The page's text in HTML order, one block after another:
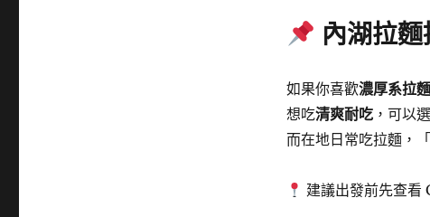
內湖拉
如果你喜歡濃厚系拉麵
想吃清爽耐吃，可以
而在地日常吃拉麵，
建議出發前先查看